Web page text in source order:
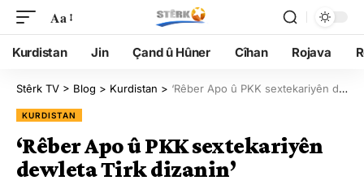
Aa
Kurdistan Jin Çand û Hûner Cîhan Rojava
Stêrk TV > Blog > Kurdistan > ‘Rêber Apo û PKK sextekariyên dewleta Tirk dizanin’
KURDISTAN
‘Rêber Apo û PKK sextekariyên
dewleta Tirk dizanin’